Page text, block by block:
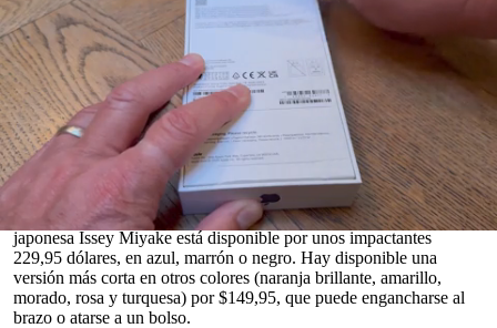
seconds
seconds
Read in English
Appleha dejado perplejos a los consumidores con el lanzamiento
de su último producto: un calcetín de diseño para llevar el
iPhone
En realidad lo llamaron “iPhone Pocket”, pero en esencia se trata
de una pieza de tejido de punto con un orificio para guardar
cómodamente el iPhone, que se puede llevar cruzado, como un
bolso o una correa para el teléfono.
Esta colaboración de edición limitada con la marca de moda
japonesa Issey Miyake está disponible por unos impactantes
229,95 dólares, en azul, marrón o negro. Hay disponible una
versión más corta en otros colores (naranja brillante, amarillo,
morado, rosa y turquesa) por $149,95, que puede engancharse al
brazo o atarse a un bolso.